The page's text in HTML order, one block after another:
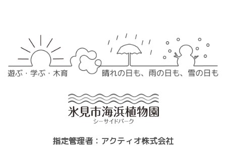
指定管理者：アクティオ株式会社